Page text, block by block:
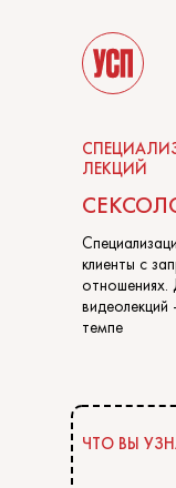
клиенты с
темпе
ЛЕКЦИЙ
ЧТО ВЫ